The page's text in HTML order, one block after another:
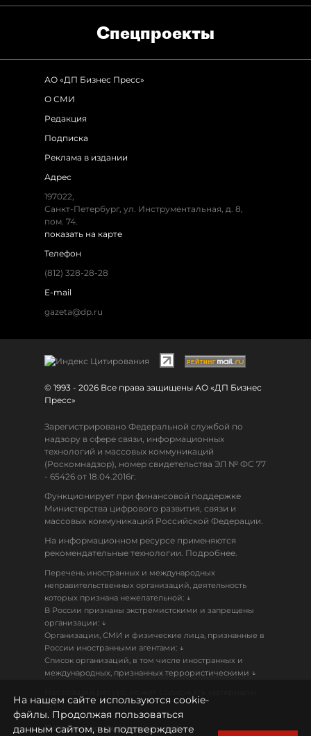
Спец­проекты
АО «ДП Бизнес Пресс»
О СМИ
Редакция
Подписка
Реклама в издании
Адрес
197022,
Санкт-Петербург, ул. Инструментальная, д. 8,
пом. 74.
показать на карте
Телефон
(812) 328-28-28
E-mail
gazeta@dp.ru
© 1993 - 2026 Все права защищены АО «ДП Бизнес
Пресс»
Зарегистрировано Федеральной службой по
надзору в сфере связи, информационных
технологий и массовых коммуникаций
(Роскомнадзор), номер свидетельства ЭЛ № ФС 77
- 65426 от 18.04.2016г.
Функционирует при финансовой поддержке
Министерства цифрового развития, связи и
массовых коммуникаций Российской Федерации.
На информационном ресурсе применяются
рекомендательные технологии. Подробнее.
Перечень иностранных и международных
неправительственных организаций, деятельность
которых признана нежелательной: ↓
В России признаны экстремистскими и запрещены
организации: ↓
Организации, СМИ и физические лица, признанные в
России иностранными агентами: ↓
Список организаций, в том числе иностранных и
международных, признанных террористическими ↓
18+
Политика конфиденциальности
На нашем сайте используются cookie-
файлы. Продолжая пользоваться
данным сайтом, вы подтверждаете